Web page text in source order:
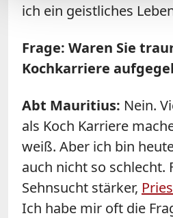
ich ein geistliches
Frage: Waren Sie
Kochkarriere
Abt Mauritius: Nein.
als Koch Karriere
weiß. Aber ich bin
auch nicht so schlecht.
Sehnsucht stärker,
Ich habe mir oft die